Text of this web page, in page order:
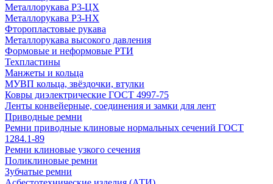
Металлорукава Р3-ЦХ
Металлорукава Р3-НХ
Фторопластовые рукава
Металлорукава высокого давления
Формовые и неформовые РТИ
Техпластины
Манжеты и кольца
МУВП кольца, звёздочки, втулки
Ковры диэлектрические ГОСТ 4997-75
Ленты конвейерные, соединения и замки для лент
Приводные ремни
Ремни приводные клиновые нормальных сечений ГОСТ
1284.1-89
Ремни клиновые узкого сечения
Поликлиновые ремни
Зубчатые ремни